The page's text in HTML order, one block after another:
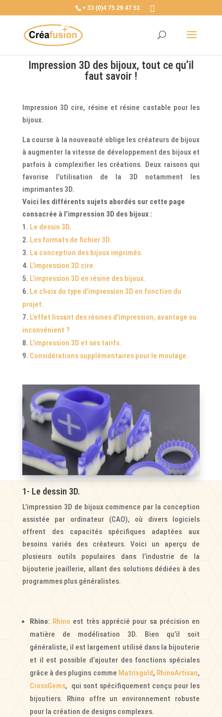
+ 33 (0)4 75 29 47 51
Impression 3D des bijoux, tout ce qu’il
faut savoir !
Impression 3D cire, résine et résine castable pour les
bijoux.
La course à la nouveauté oblige les créateurs de bijoux
à augmenter la vitesse de développement des bijoux et
parfois à complexifier les créations. Deux raisons qui
favorise l’utilisation de la 3D notamment les
imprimantes 3D.
Voici les différents sujets abordés sur cette page
consacrée à l’impression 3D des bijoux :
Le dessin 3D.
Les formats de fichier 3D.
La conception des bijoux imprimés.
L’impression 3D cire.
L’impression 3D en résine des bijoux.
Le choix du type d’impression 3D en fonction du
projet.
L’effet lissant des résines d’impression, avantage ou
inconvénient ?
L’impression 3D et ses tarifs.
Considérations supplémentaires pour le moulage.
1- Le dessin 3D.
L’impression 3D de bijoux commence par la conception
assistée par ordinateur (CAO), où divers logiciels
offrent des capacités spécifiques adaptées aux
besoins variés des créateurs. Voici un aperçu de
plusieurs outils populaires dans l’industrie de la
bijouterie joaillerie, allant des solutions dédiées à des
programmes plus généralistes.
Rhino: Rhino est très apprécié pour sa précision en
matière de modélisation 3D. Bien qu’il soit
généraliste, il est largement utilisé dans la bijouterie
et il est possible d’ajouter des fonctions spéciales
grâce à des plugins comme Matrixgold, RhinoArtisan,
CrossGems, qui sont spécifiquement conçu pour les
bijoutiers. Rhino offre un environnement robuste
pour la création de designs complexes.